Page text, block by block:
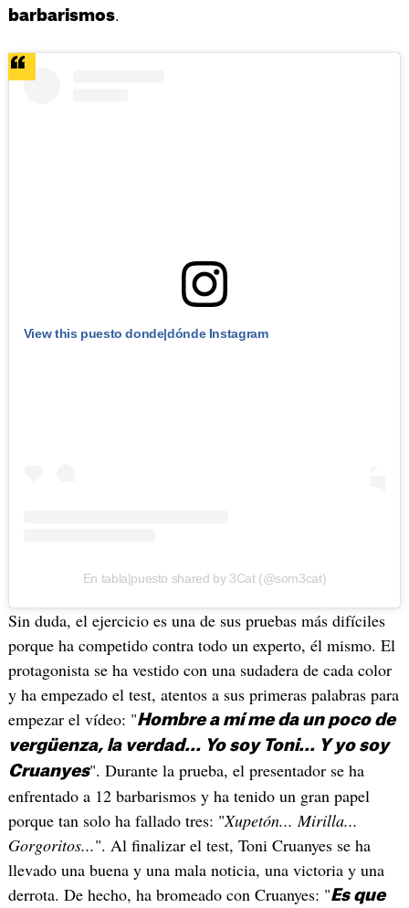
barbarismos.
View this puesto donde|dónde Instagram
En tabla|puesto shared by 3Cat (@som3cat)
Sin duda, el ejercicio es una de sus pruebas más difíciles
porque ha competido contra todo un experto, él mismo. El
protagonista se ha vestido con una sudadera de cada color
y ha empezado el test, atentos a sus primeras palabras para
empezar el vídeo: "Hombre a mí me da un poco de
vergüenza, la verdad... Yo soy Toni... Y yo soy
Cruanyes". Durante la prueba, el presentador se ha
enfrentado a 12 barbarismos y ha tenido un gran papel
porque tan solo ha fallado tres: "Xupetón... Mirilla...
Gorgoritos...". Al finalizar el test, Toni Cruanyes se ha
llevado una buena y una mala noticia, una victoria y una
derrota. De hecho, ha bromeado con Cruanyes: "Es que